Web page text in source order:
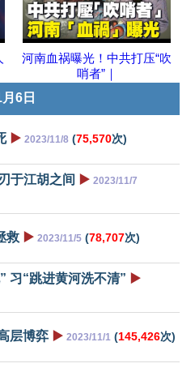
河南血祸曝光！中共打压“吹
哨者”｜
6日
▶️ 2023/11/8 (75,570次)
于江胡之间 ▶️ 2023/11/7
救 ▶️ 2023/11/5 (78,707次)
习“跳进黄河洗不清” ▶️
层博弈 ▶️ 2023/11/1 (145,426次)